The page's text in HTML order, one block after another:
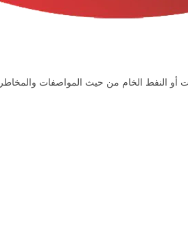
أو النفط الخام من حيث المواصفات والمخاطر.